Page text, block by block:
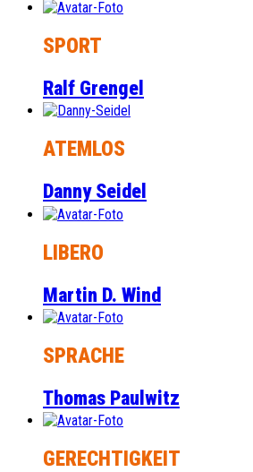
SPORT
Ralf Grengel
ATEMLOS
Danny Seidel
LIBERO
Martin D. Wind
SPRACHE
Thomas Paulwitz
GERECHTIGKEIT